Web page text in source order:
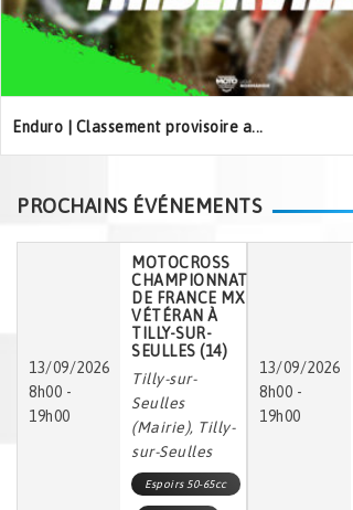
Enduro | Classement provisoire a...
PROCHAINS ÉVÉNEMENTS
13/09/2026
8h00 -
19h00
MOTOCROSS
CHAMPIONNAT
DE FRANCE MX
VÉTÉRAN À
TILLY-SUR-
SEULLES (14)
Tilly-sur-
Seulles
(Mairie), Tilly-
sur-Seulles
Espoirs 50-65cc
13/09/2026
8h00 -
19h00